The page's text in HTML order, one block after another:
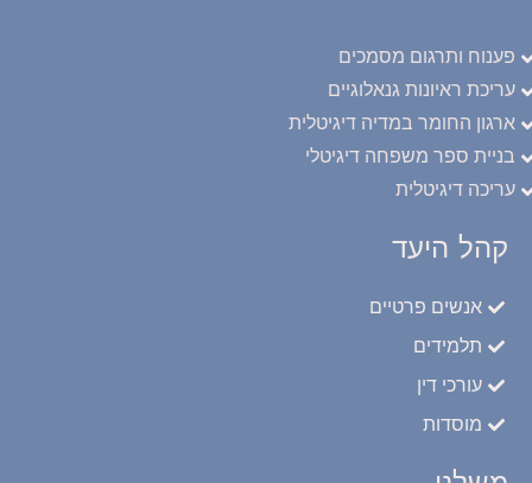
פענוח ותרגום מסמכים
עריכת ראיונות גנאלוגיים
ארגון החומר במדיה דיגיטלית
בניית ספר משפחה דיגיטלי
עריכה דיגיטלית
קהל היעד
אנשים פרטיים
תלמידים
עורכי דין
מוסדות